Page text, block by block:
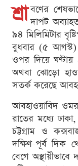
শ্রা বণের
দাপট
৯৪ মিলিমিটার
বুধবার (৫ আগস্ট)
ওপর দিয়ে
অথবা ঝোড়ো
সতর্ক করেছে
আবহাওয়াবিদ
রাতের মধ্যে
চট্টগ্রাম ও
দক্ষিণ-পূর্ব দিক
বেগে